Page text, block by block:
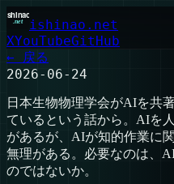
ishinao.net
XYouTubeGitHub
← 戻る
2026-06-24
日本生物物理学会がAIを共
ているという話から。AIを
があるが、AIが知的作業に
無理がある。必要なのは、
のではないか。